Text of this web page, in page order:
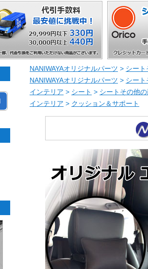
NANIWAYAオリジナルパーツ > シート
NANIWAYAオリジナルパーツ > シート
インテリア > シート > シートその他
インテリア > クッション＆サポート